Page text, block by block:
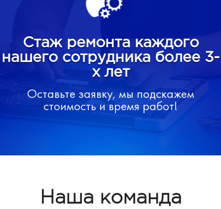
Стаж ремонта каждого
нашего сотрудника более 3-
х лет
Оставьте заявку, мы подскажем
стоимость и время работ!
Наша команда